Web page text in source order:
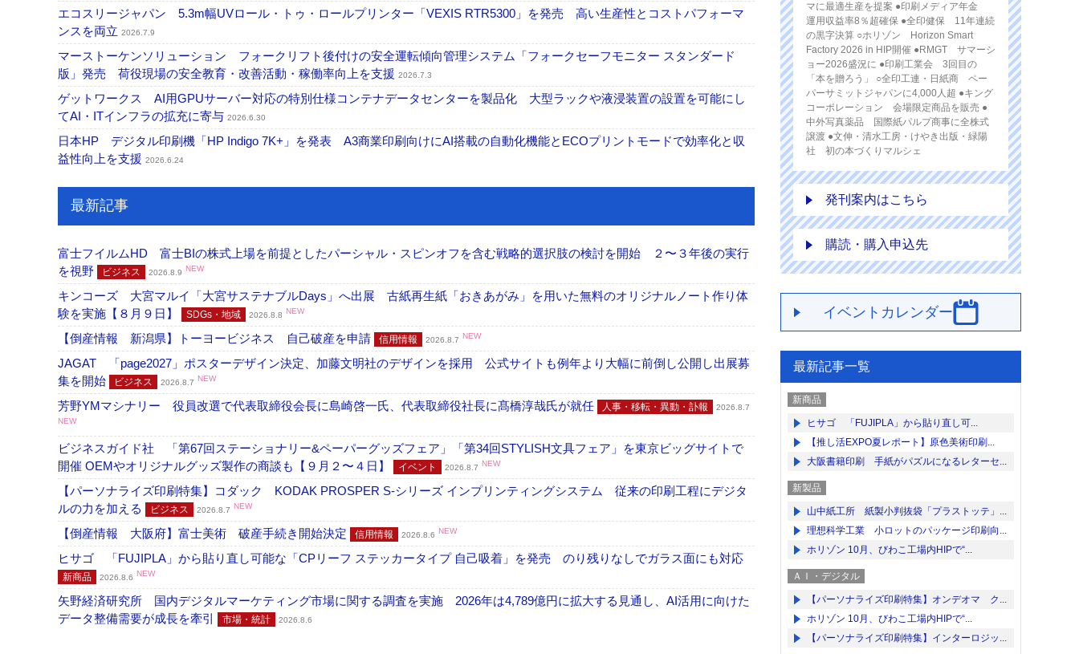
エコスリージャパン 5.3m幅UVロール・トゥ・ロールプリンター「VEXIS RTR5300」を発売 高い生産性とコストパフォーマ
ンスを両立 2026.7.9
マーストーケンソリューション フォークリフト後付けの安全運転傾向管理システム「フォークセーフモニター スタンダード
版」発売 荷役現場の安全教育・改善活動・稼働率向上を支援 2026.7.3
ゲットワークス AI用GPUサーバー対応の特別仕様コンテナデータセンターを製品化 大型ラックや液浸装置の設置を可能にし
てAI・ITインフラの拡充に寄与 2026.6.30
日本HP デジタル印刷機「HP Indigo 7K+」を発表 A3商業印刷向けにAI搭載の自動化機能とECOプリントモードで効率化と収
益性向上を支援 2026.6.24
最新記事
富士フイルムHD 富士BIの株式上場を前提としたパーシャル・スピンオフを含む戦略的選択肢の検討を開始 ２〜３年後の実行
を視野
ビジネス 2026.8.9 NEW
キンコーズ 大宮マルイ「大宮サステナブルDays」へ出展 古紙再生紙「おきあがみ」を用いた無料のオリジナルノート作り体
験を実施【８月９日】
SDGs・地域 2026.8.8 NEW
【倒産情報 新潟県】トーヨービジネス 自己破産を申請 信用情報 2026.8.7 NEW
JAGAT 「page2027」ポスターデザイン決定、加藤文明社のデザインを採用 公式サイトも例年より大幅に前倒し公開し出展募
集を開始
ビジネス 2026.8.7 NEW
芳野YMマシナリー 役員改選で代表取締役会長に島崎啓一氏、代表取締役社長に髙橋淳哉氏が就任 人事・移転・異動・訃報
2026.8.7
NEW
ビジネスガイド社 「第67回ステーショナリー&ペーパーグッズフェア」「第34回STYLISH文具フェア」を東京ビッグサイトで
開催 OEMやオリジナルグッズ製作の商談も【９月２〜４日】
イベント 2026.8.7 NEW
【パーソナライズ印刷特集】コダック KODAK PROSPER S-シリーズ インプリンティングシステム 従来の印刷工程にデジタ
ルの力を加える
ビジネス 2026.8.7 NEW
【倒産情報 大阪府】富士美術 破産手続き開始決定 信用情報 2026.8.6 NEW
ヒサゴ 「FUJIPLA」から貼り直し可能な「CPリーフ ステッカータイプ 自己吸着」を発売 のり残りなしでガラス面にも対応
新商品 2026.8.6 NEW
矢野経済研究所 国内デジタルマーケティング市場に関する調査を実施 2026年は4,789億円に拡大する見通し、AI活用に向けた
データ整備需要が成長を牽引
市場・統計 2026.8.6
マに最適生産を提案 ●印刷メディア年金
運用収益率8％超確保 ●全印健保 11年連続
の黒字決算 ○ホリゾン Horizon Smart
Factory 2026 in HIP開催 ●RMGT サマーシ
ョー2026盛況に ●印刷工業会 3回目の
「本を贈ろう」 ○全印工連・日紙商 ペー
パーサミットジャパンに4,000人超 ●キング
コーポレーション 会場限定商品を販売 ●
中外写真薬品 国際紙パルプ商事に全株式
譲渡 ●文伸・清水工房・けやき出版・緑陽
社 初の本づくりマルシェ
発刊案内はこちら
購読・購入申込先
イベントカレンダー
最新記事一覧
新商品
ヒサゴ 「FUJIPLA」から貼り直し可...
【推し活EXPO夏レポート】原色美術印刷...
大阪書籍印刷 手紙がパズルになるレターセ...
新製品
山中紙工所 紙製小判抜袋「プラストッテ」...
理想科学工業 小ロットのパッケージ印刷向...
ホリゾン 10月、びわこ工場内HIPで“...
ＡＩ・デジタル
【パーソナライズ印刷特集】オンデオマ ク...
ホリゾン 10月、びわこ工場内HIPで“...
【パーソナライズ印刷特集】インターロジッ...